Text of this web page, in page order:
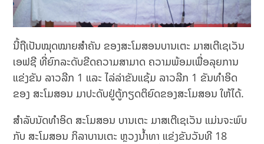
ນີ້ຖືເປັນໝຸດໝາຍສຳຄັນ ຂອງສະໂມສອນບານເຕະ ມາສເຕີເຊເວັນ
ເອຟຊີ ທີ່ຍົກລະດັບຂີດຄວາມສາມາດ ຄວາມພ້ອມເພື່ອລຸຍການ
ແຂ່ງຂັນ ລາວລີກ 1 ແລະ ໄລ່ລ່າຂັນແຊ້ມ ລາວລີກ 1 ຂັນທຳອິດ
ຂອງ ສະໂມສອນ ມາປະດັບຢູ່ຕູ້ກຽດຕິຍົດຂອງສະໂມສອນ ໃຫ້ໄດ້.
ສຳລັບນັດທຳອິດ ສະໂມສອນ ບານເຕະ ມາສເຕີເຊເວັນ ແມ່ນຈະພົບ
ກັບ ສະໂມສອນ ກິລາບານເຕະ ຫຼວງນໍ້າທາ ແຂ່ງຂັນວັນທີ 18